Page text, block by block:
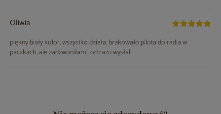
Oliwia
piękny biały kolor, wszystko działa. brakowało pilota do radia w
paczkach, ale zadzwoniłam i od razu wysłali